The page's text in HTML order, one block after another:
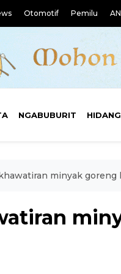
Otomotif Pemilu
NGABUBURIT
minyak goreng